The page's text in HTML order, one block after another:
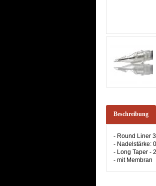
Beschreibung
- Round Liner
- Nadelstärke:
- Long Taper -
- mit Membran